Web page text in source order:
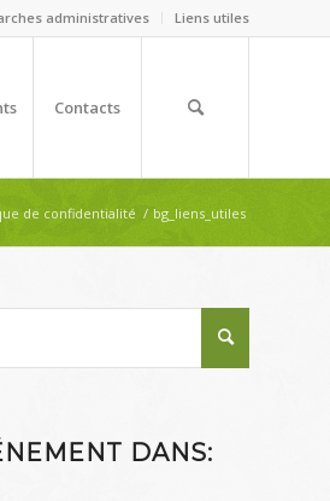
administratives Liens utiles
Contacts
de confidentialité / bg_liens_utiles
DANS: